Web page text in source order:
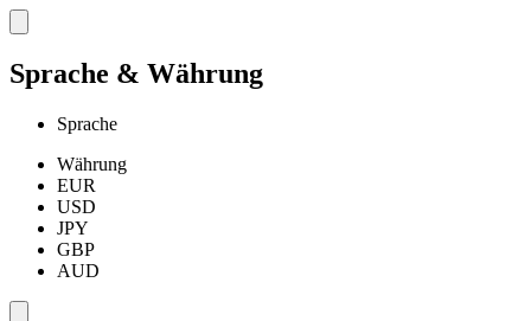
Sprache & Währung
Sprache
Währung
EUR
USD
JPY
GBP
AUD